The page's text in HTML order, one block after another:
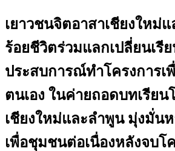
เยาวชนจิตอาสาเชียงใหม่
ร้อยชีวิตร่วมแลกเปลี่ยนเรี
ประสบการณ์ทำโครงการเ
ตนเอง ในค่ายถอดบทเรียน
เชียงใหม่และลำพูน มุ่งมั่น
เพื่อชุมชนต่อเนื่องหลังจบโ